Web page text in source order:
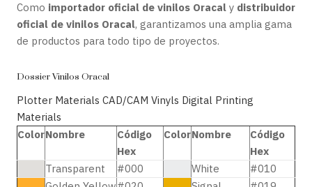
Como importador oficial de vinilos Oracal y distribuidor
oficial de vinilos Oracal, garantizamos una amplia gama
de productos para todo tipo de proyectos.
Dossier Vinilos Oracal
Plotter Materials CAD/CAM Vinyls Digital Printing
Materials
ColorNombre
Código
Hex
ColorNombre
Código
Hex
Transparent
#000 White
#010